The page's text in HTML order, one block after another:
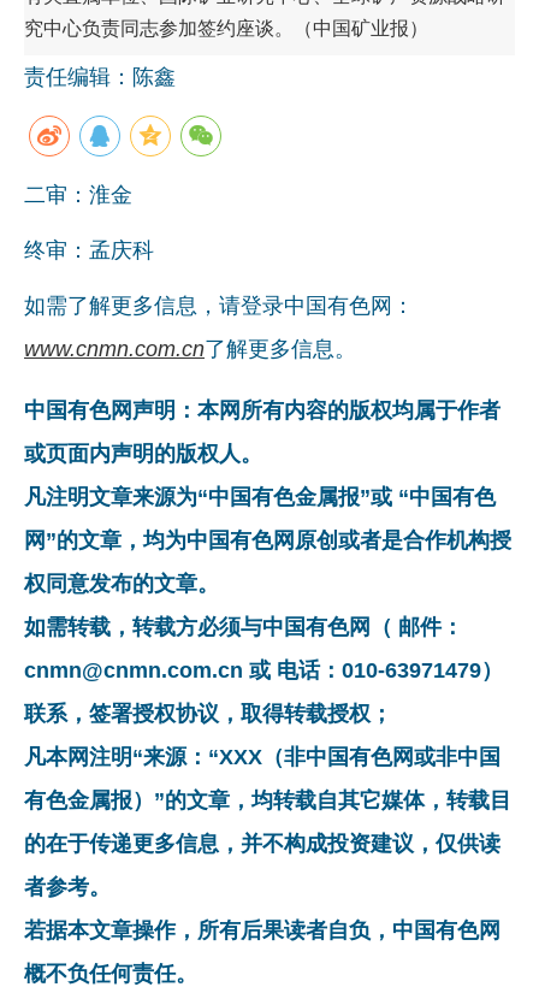
究中心负责同志参加签约座谈。（中国矿业报）
责任编辑：陈鑫
二审：淮金
终审：孟庆科
如需了解更多信息，请登录中国有色网：
www.cnmn.com.cn了解更多信息。
中国有色网声明：本网所有内容的版权均属于作者
或页面内声明的版权人。
凡注明文章来源为“中国有色金属报”或 “中国有色
网”的文章，均为中国有色网原创或者是合作机构授
权同意发布的文章。
如需转载，转载方必须与中国有色网（ 邮件：
cnmn@cnmn.com.cn 或 电话：010-63971479）
联系，签署授权协议，取得转载授权；
凡本网注明“来源：“XXX（非中国有色网或非中国
有色金属报）”的文章，均转载自其它媒体，转载目
的在于传递更多信息，并不构成投资建议，仅供读
者参考。
若据本文章操作，所有后果读者自负，中国有色网
概不负任何责任。